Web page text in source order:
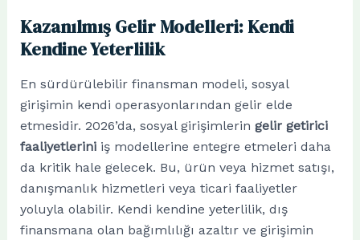
Kazanılmış Gelir Modelleri: Kendi
Kendine Yeterlilik
En sürdürülebilir finansman modeli, sosyal
girişimin kendi operasyonlarından gelir elde
etmesidir. 2026’da, sosyal girişimlerin gelir getirici
faaliyetleriniiş modellerine entegre etmeleri daha
da kritik hale gelecek. Bu, ürün veya hizmet satışı,
danışmanlık hizmetleri veya ticari faaliyetler
yoluyla olabilir. Kendi kendine yeterlilik, dış
finansmana olan bağımlılığı azaltır ve girişimin